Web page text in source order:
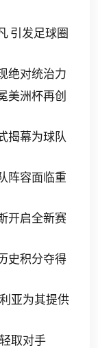
引发足球圈
绝对统治力
美洲杯再创
揭幕为球队
阵容面临重
开启全新赛
史积分夺得
亚为其提供
取对手